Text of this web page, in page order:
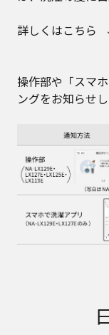
詳しくはこちら
操作部や「スマ
ングをお知らせし